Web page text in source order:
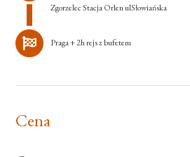
Zgorzelec Stacja Orlen ulSłowiańska
Praga + 2h rejs z bufetem
Cena